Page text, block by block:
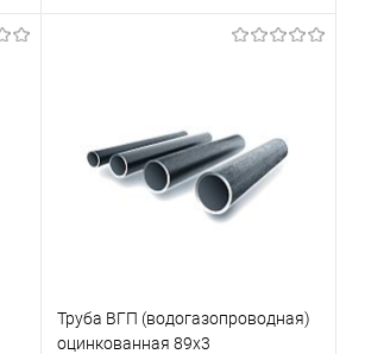
В избранное Под заказ
Труба ВГП (водогазопроводная)
оцинкованная 89х3